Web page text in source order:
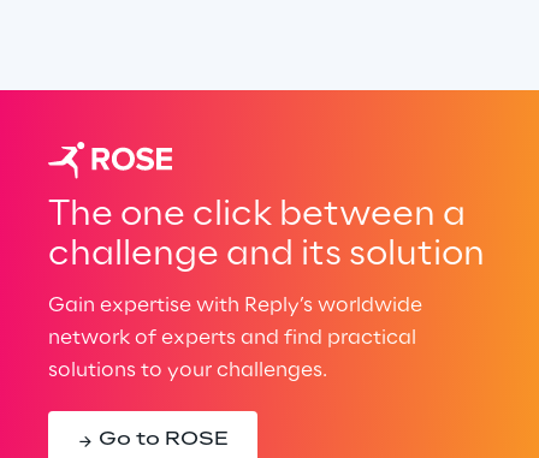
The one click between a
challenge and its solution
Gain expertise with Reply’s worldwide
network of experts and find practical
solutions to your challenges.
Go to ROSE